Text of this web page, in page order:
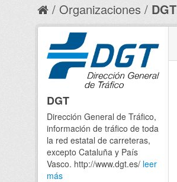
Organizaciones DGT
DGT
Dirección General de Tráfico,
información de tráfico de toda
la red estatal de carreteras,
excepto Cataluña y País
Vasco. http://www.dgt.es/ leer
más